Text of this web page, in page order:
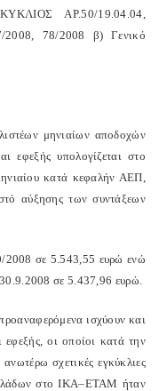
ΑΡ.50/19.04.04,
2008, 78/2008 β)Γενικό
μηνιαίων αποδοχών
εφεξής υπολογίζεται στο
κατά κεφαλήν ΑΕΠ,
αύξησης των συντάξεων
2008σε 5.543,55 ευρώ ενώ
30.9.2008σε 5.437,96 ευρώ.
ροαναφερόμενα ισχύουν και
εφεξής,οι οποίοι κατά την
ανωτέρω σχετικές εγκύκλιες
στο ΙΚΑ–ΕΤΑΜ ήταν